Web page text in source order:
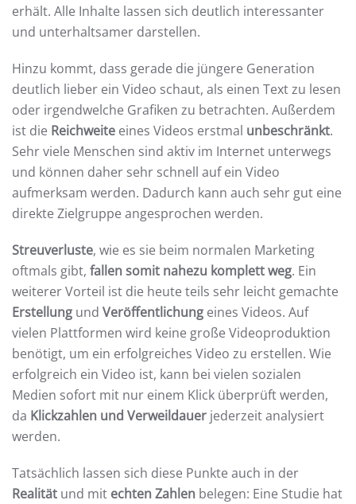
erhält. Alle Inhalte lassen sich deutlich interessanter
und unterhaltsamer darstellen.
Hinzu kommt, dass gerade die jüngere Generation
deutlich lieber ein Video schaut, als einen Text zu lesen
oder irgendwelche Grafiken zu betrachten. Außerdem
ist die Reichweite eines Videos erstmal unbeschränkt.
Sehr viele Menschen sind aktiv im Internet unterwegs
und können daher sehr schnell auf ein Video
aufmerksam werden. Dadurch kann auch sehr gut eine
direkte Zielgruppe angesprochen werden.
Streuverluste, wie es sie beim normalen Marketing
oftmals gibt, fallen somit nahezu komplett weg. Ein
weiterer Vorteil ist die heute teils sehr leicht gemachte
Erstellung und Veröffentlichung eines Videos. Auf
vielen Plattformen wird keine große Videoproduktion
benötigt, um ein erfolgreiches Video zu erstellen. Wie
erfolgreich ein Video ist, kann bei vielen sozialen
Medien sofort mit nur einem Klick überprüft werden,
da Klickzahlen und Verweildauer jederzeit analysiert
werden.
Tatsächlich lassen sich diese Punkte auch in der
Realität und mit echten Zahlen belegen: Eine Studie hat